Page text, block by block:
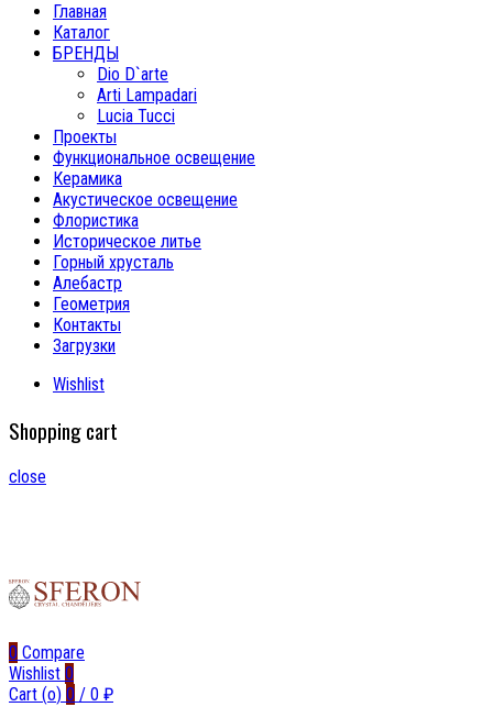
Главная
Каталог
БРЕНДЫ
Dio D`arte
Arti Lampadari
Lucia Tucci
Проекты
Функциональное освещение
Керамика
Акустическое освещение
Флористика
Историческое литье
Горный хрусталь
Алебастр
Геометрия
Контакты
Загрузки
Wishlist
Shopping cart
close
0 Compare
Wishlist 0
Cart (o) 0 / 0 ₽